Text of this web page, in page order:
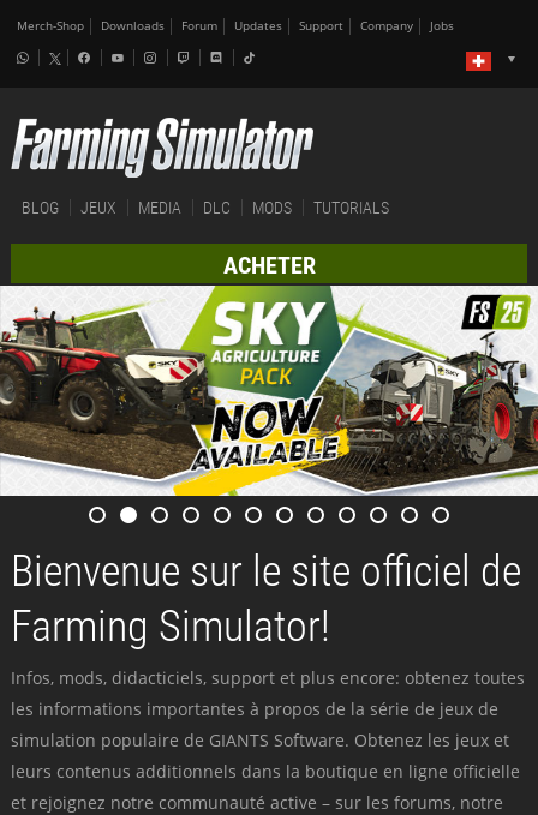
Merch-Shop Downloads Forum Updates Support Company Jobs
BLOG JEUX MEDIA DLC MODS TUTORIALS
ACHETER
Bienvenue sur le site officiel de
Farming Simulator!
Infos, mods, didacticiels, support et plus encore: obtenez toutes
les informations importantes à propos de la série de jeux de
simulation populaire de GIANTS Software. Obtenez les jeux et
leurs contenus additionnels dans la boutique en ligne officielle
et rejoignez notre communauté active – sur les forums, notre